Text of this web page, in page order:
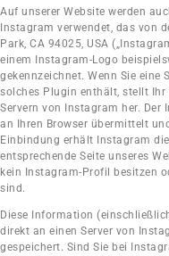
Auf unserer Website werden
Instagram verwendet, das von
Park, CA 94025, USA
einem Instagram-Logo
gekennzeichnet. Wenn Sie eine
solches Plugin enthält, stellt Ihr
Servern von Instagram her.
an Ihren Browser übermittelt
Einbindung erhält Instagram
entsprechende Seite unseres
kein Instagram-Profil besitzen
sind.
Diese Information
direkt an einen Server von
gespeichert. Sind Sie bei